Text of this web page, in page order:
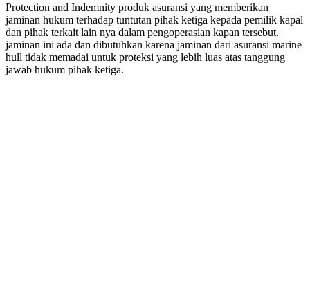
Protection and Indemnity produk asuransi yang memberikan
jaminan hukum terhadap tuntutan pihak ketiga kepada pemilik kapal
dan pihak terkait lain nya dalam pengoperasian kapan tersebut.
jaminan ini ada dan dibutuhkan karena jaminan dari asuransi marine
hull tidak memadai untuk proteksi yang lebih luas atas tanggung
jawab hukum pihak ketiga.